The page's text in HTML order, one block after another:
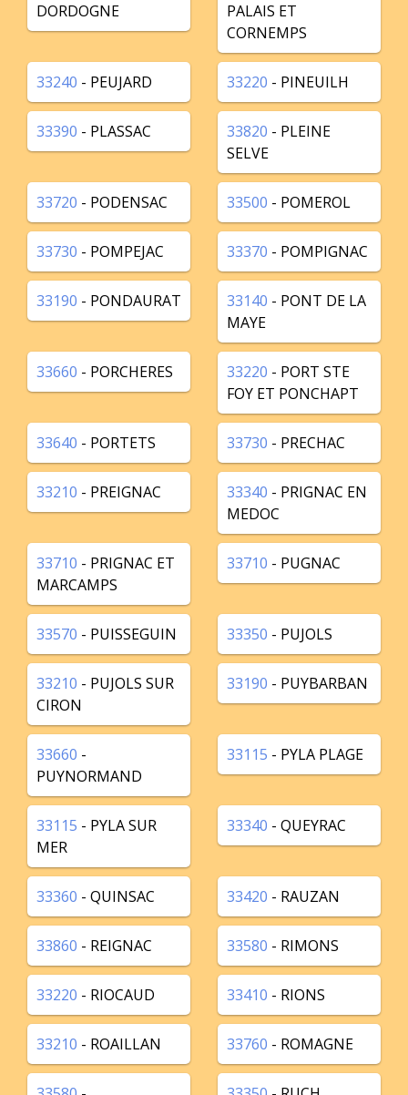
DORDOGNE
PALAIS ET
CORNEMPS
33240 - PEUJARD 33220 - PINEUILH
33390 - PLASSAC 33820 - PLEINE
SELVE
33720 - PODENSAC 33500 - POMEROL
33730 - POMPEJAC 33370 - POMPIGNAC
33190 - PONDAURAT 33140 - PONT DE LA
MAYE
33660 - PORCHERES 33220 - PORT STE
FOY ET PONCHAPT
33640 - PORTETS 33730 - PRECHAC
33210 - PREIGNAC 33340 - PRIGNAC EN
MEDOC
33710 - PRIGNAC ET
MARCAMPS
33710 - PUGNAC
33570 - PUISSEGUIN 33350 - PUJOLS
33210 - PUJOLS SUR
CIRON
33190 - PUYBARBAN
33660 -
PUYNORMAND
33115 - PYLA PLAGE
33115 - PYLA SUR
MER
33340 - QUEYRAC
33360 - QUINSAC 33420 - RAUZAN
33860 - REIGNAC 33580 - RIMONS
33220 - RIOCAUD 33410 - RIONS
33210 - ROAILLAN 33760 - ROMAGNE